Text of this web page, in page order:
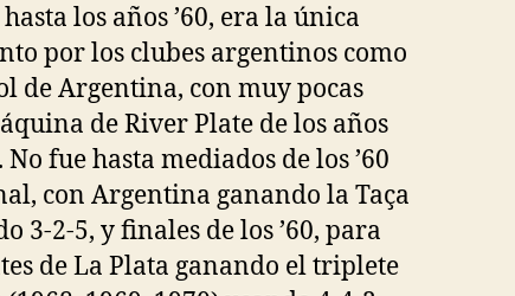
los años ’60, era la única
por los clubes argentinos como
de Argentina, con muy pocas
de River Plate de los años
No fue hasta mediados de los ’60
con Argentina ganando la Taça
3-2-5, y finales de los ’60, para
de La Plata ganando el triplete